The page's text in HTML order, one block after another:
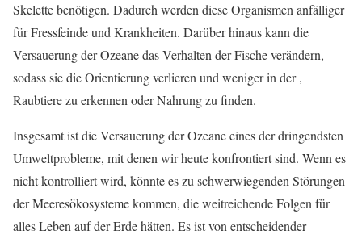
Skelette benötigen. Dadurch werden diese Organismen anfälliger
für Fressfeinde und Krankheiten. Darüber hinaus kann die
Versauerung der Ozeane das Verhalten der Fische verändern,
sodass sie die Orientierung verlieren und weniger in der ,
Raubtiere zu erkennen oder Nahrung zu finden.
Insgesamt ist die Versauerung der Ozeane eines der dringendsten
Umweltprobleme, mit denen wir heute konfrontiert sind. Wenn es
nicht kontrolliert wird, könnte es zu schwerwiegenden Störungen
der Meeresökosysteme kommen, die weitreichende Folgen für
alles Leben auf der Erde hätten. Es ist von entscheidender